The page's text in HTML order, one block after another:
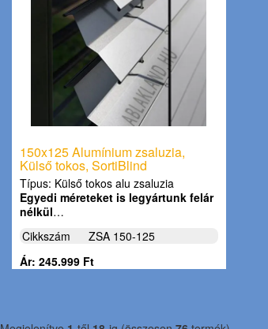
150x125 Alumínium zsaluzia,
Külső tokos, SortiBlind
Típus: Külső tokos alu zsaluzia
Egyedi méreteket is legyártunk felár
nélkül…
Cikkszám
ZSA 150-125
Ár: 245.999 Ft